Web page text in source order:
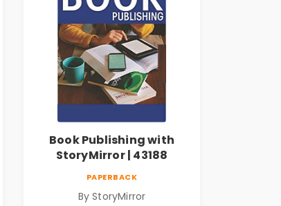
Book Publishing with
StoryMirror | 43188
PAPERBACK
By StoryMirror